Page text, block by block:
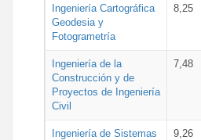
Ingeniería Cartográfica
Geodesia y
Fotogrametría
8,25
Ingeniería de la
Construcción y de
Proyectos de Ingeniería
Civil
7,48
Ingeniería de Sistemas
9,26